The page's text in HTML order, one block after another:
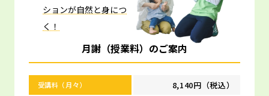
ションが自然と身につ
く！
月謝（授業料）のご案内
受講料（月々） 8,140円（税込）